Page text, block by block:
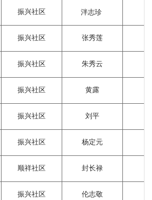
振兴社区 泮志珍
振兴社区 张秀莲
振兴社区 朱秀云
振兴社区 黄露
振兴社区 刘平
振兴社区 杨定元
顺祥社区 封长禄
振兴社区 伦志敬